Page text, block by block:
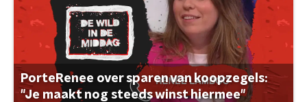
PorteRenee over sparen van koopzegels:
"Je maakt nog steeds winst hiermee"